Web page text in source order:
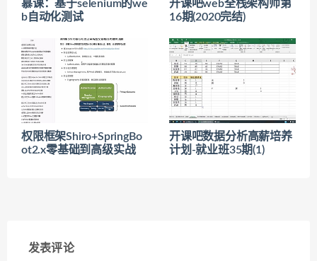
慕课：基于selenium的we
b自动化测试
开课吧web全栈架构师第
16期(2020完结)
权限框架Shiro+SpringBo
ot2.x零基础到高级实战
开课吧数据分析高薪培养
计划-就业班35期(1)
发表评论